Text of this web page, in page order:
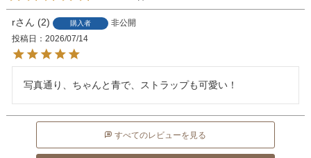
r 2 購入者
非公開
投稿日
2026/07/14
写真通り、ちゃんと青で、ストラップも可愛い！
すべてのレビューを見る